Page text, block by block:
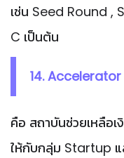
เช่น Seed Round ,
C เป็นต้น
14.
คือ สถาบันช่วยเหลือเ
ให้กับกลุ่ม Startup